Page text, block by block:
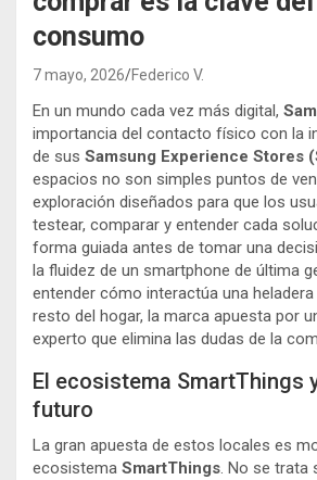
consumo
7 mayo, 2026 Federico V.
En un mundo cada vez más digital,
importancia del contacto físico con la
de sus Samsung Experience Stores
espacios no son simples puntos de
exploración diseñados para que los
testear, comparar y entender cada
forma guiada antes de tomar una
la fluidez de un smartphone de última
entender cómo interactúa una heladera
resto del hogar, la marca apuesta por
experto que elimina las dudas de la
El ecosistema SmartThings
futuro
La gran apuesta de estos locales es
ecosistema SmartThings. No se trata